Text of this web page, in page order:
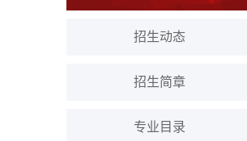
招生动态
招生简章
专业目录